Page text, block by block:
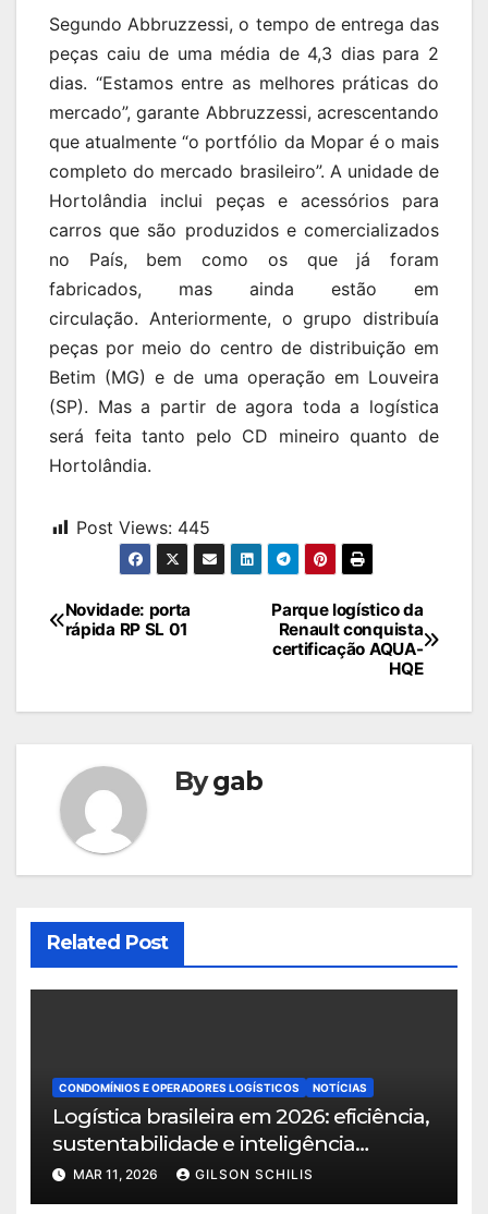
Segundo Abbruzzessi, o tempo de entrega das
peças caiu de uma média de 4,3 dias para 2
dias. “Estamos entre as melhores práticas do
mercado”, garante Abbruzzessi, acrescentando
que atualmente “o portfólio da Mopar é o mais
completo do mercado brasileiro”. A unidade de
Hortolândia inclui peças e acessórios para
carros que são produzidos e comercializados
no País, bem como os que já foram
fabricados, mas ainda estão em
circulação. Anteriormente, o grupo distribuía
peças por meio do centro de distribuição em
Betim (MG) e de uma operação em Louveira
(SP). Mas a partir de agora toda a logística
será feita tanto pelo CD mineiro quanto de
Hortolândia.
Post Views: 445
Navegação
de
Parque logístico da
Renault conquista
certificação AQUA-
HQE
Novidade: porta
rápida RP SL 01
Bygab
Related Post
CONDOMÍNIOS E OPERADORES LOGÍSTICOS NOTÍCIAS
Logística brasileira em 2026: eficiência,
sustentabilidade e inteligência
territorial norteiam o crescimento do
MAR 11, 2026 GILSON SCHILIS